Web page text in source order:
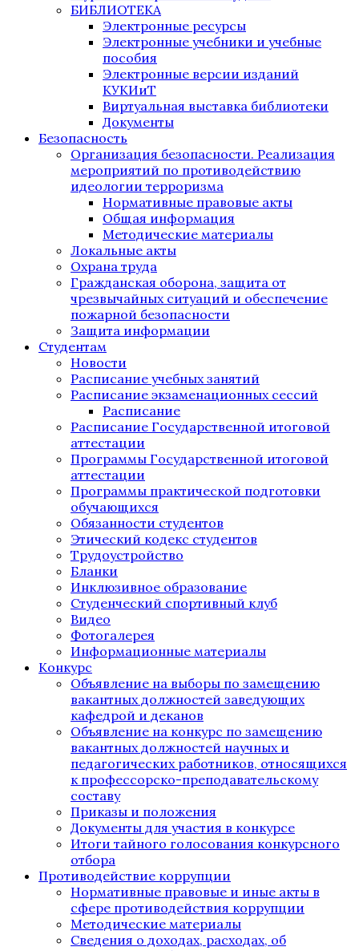
БИБЛИОТЕКА
Электронные ресурсы
Электронные учебники и учебные
пособия
Электронные версии изданий
КУКИиТ
Виртуальная выставка библиотеки
Документы
Безопасность
Организация безопасности. Реализация
мероприятий по противодействию
идеологии терроризма
Нормативные правовые акты
Общая информация
Методические материалы
Локальные акты
Охрана труда
Гражданская оборона, защита от
чрезвычайных ситуаций и обеспечение
пожарной безопасности
Защита информации
Студентам
Новости
Расписание учебных занятий
Расписание экзаменационных сессий
Расписание
Расписание Государственной итоговой
аттестации
Программы Государственной итоговой
аттестации
Программы практической подготовки
обучающихся
Обязанности студентов
Этический кодекс студентов
Трудоустройство
Бланки
Инклюзивное образование
Студенческий спортивный клуб
Видео
Фотогалерея
Информационные материалы
Конкурс
Объявление на выборы по замещению
вакантных должностей заведующих
кафедрой и деканов
Объявление на конкурс по замещению
вакантных должностей научных и
педагогических работников, относящихся
к профессорско-преподавательскому
составу
Приказы и положения
Документы для участия в конкурсе
Итоги тайного голосования конкурсного
отбора
Противодействие коррупции
Нормативные правовые и иные акты в
сфере противодействия коррупции
Методические материалы
Сведения о доходах, расходах, об